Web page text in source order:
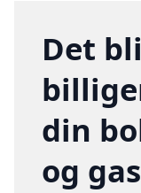
Det
din
og gas